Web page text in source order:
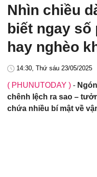
Nhìn chiều
biết ngay số
hay nghèo
14:30, Thứ sáu 23/05/2025
( PHUNUTODAY ) -
chênh lệch ra sao –
chứa nhiều bí mật về